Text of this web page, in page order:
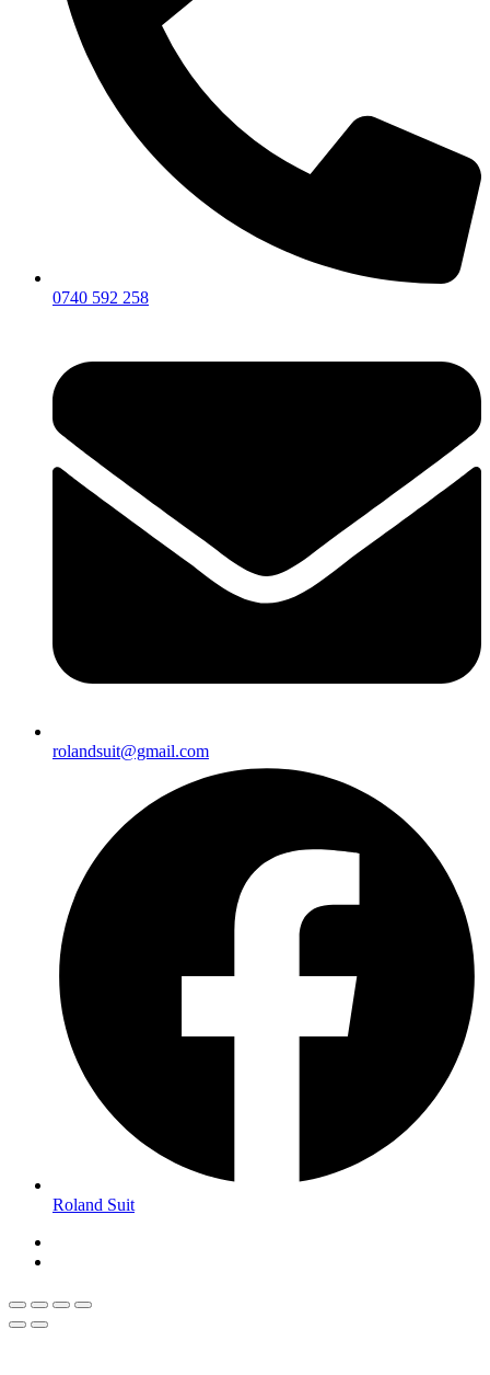
0740 592 258
rolandsuit@gmail.com
Roland Suit